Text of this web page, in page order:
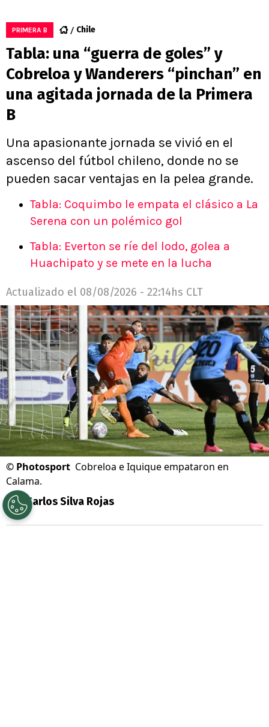
PRIMERA B Chile
Tabla: una “guerra de goles” y
Cobreloa y Wanderers “pinchan” en
una agitada jornada de la Primera
B
Una apasionante jornada se vivió en el
ascenso del fútbol chileno, donde no se
pueden sacar ventajas en la pelea grande.
Tabla: Coquimbo le empata el clásico a La
Serena con un polémico gol
Tabla: Everton se ríe del lodo, golea a
Huachipato y se mete en la lucha
Actualizado el 08/08/2026 - 22:14hs CLT
© Photosport Cobreloa e Iquique empataron en
Calama.
Por Carlos Silva Rojas